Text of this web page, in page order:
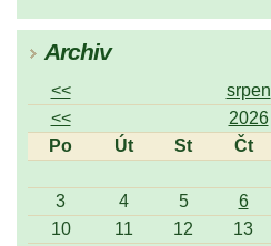
Archiv
<< srpen
<<
2026
Po
Út St Čt
3
4 5 6
10
11 12 13